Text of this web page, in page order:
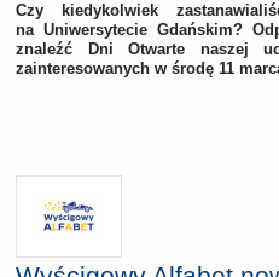
Czy kiedykolwiek
na Uniwersytecie Gdańskim?
znaleźć Dni Otwarte naszej
zainteresowanych w środę 11